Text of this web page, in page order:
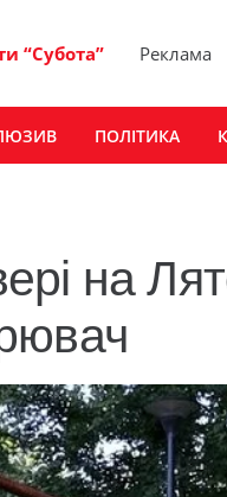
“Субота” Реклама
ПОЛІТИКА
на